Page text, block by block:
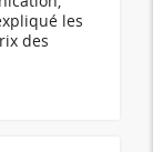
les
des